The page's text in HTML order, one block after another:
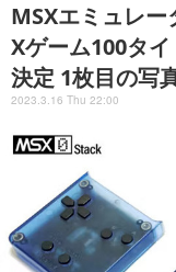
MSXエミュレ
Xゲーム100タ
決定 1枚目の写
2023.3.16 Thu 22:00